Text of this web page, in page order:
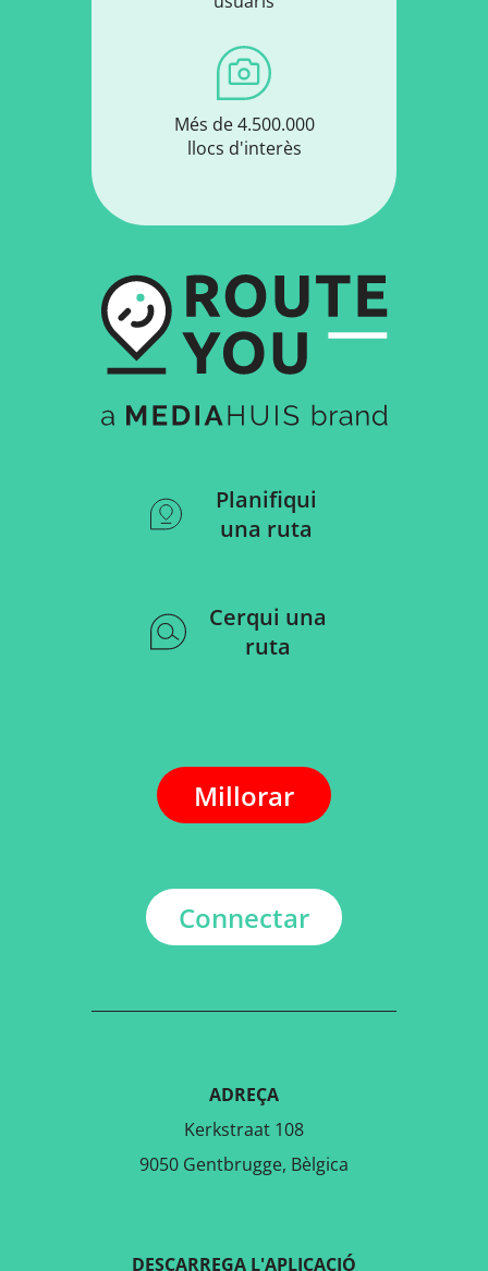
Més de 4.500.000
llocs d'interès
Planifiqui
una ruta
Cerqui una
ruta
Millorar
Connectar
ADREÇA
Kerkstraat 108
9050 Gentbrugge, Bèlgica
DESCARREGA L'APLICACIÓ